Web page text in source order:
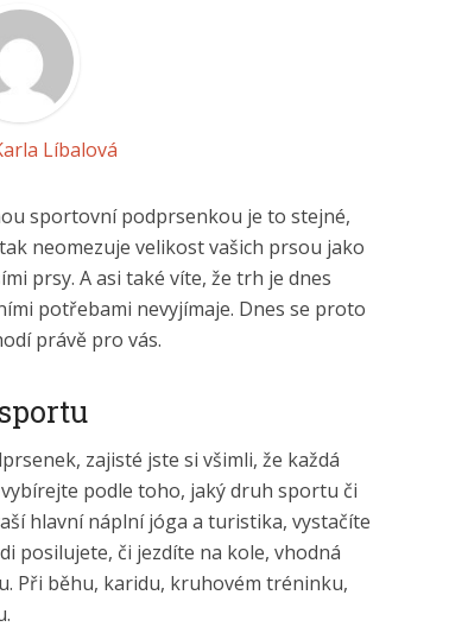
Líbalová
sportovní podprsenkou je to stejné,
neomezuje velikost vašich prsou jako
prsy. A asi také víte, že trh je dnes
potřebami nevyjímaje. Dnes se proto
právě pro vás.
zajisté jste si všimli, že každá
podle toho, jaký druh sportu či
hlavní náplní jóga a turistika, vystačíte
posilujete, či jezdíte na kole, vhodná
Při běhu, karidu, kruhovém tréninku,